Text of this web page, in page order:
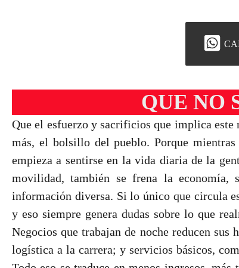
QUE NO
Que el esfuerzo y sacrificios que implica este
más, el bolsillo del pueblo. Porque
empieza a sentirse en la vida diaria de la
movilidad, también se frena la economía,
información diversa. Si lo único que circula
y eso siempre genera dudas sobre lo que
Negocios que trabajan de noche reducen sus
logística a la carrera; y servicios básicos,